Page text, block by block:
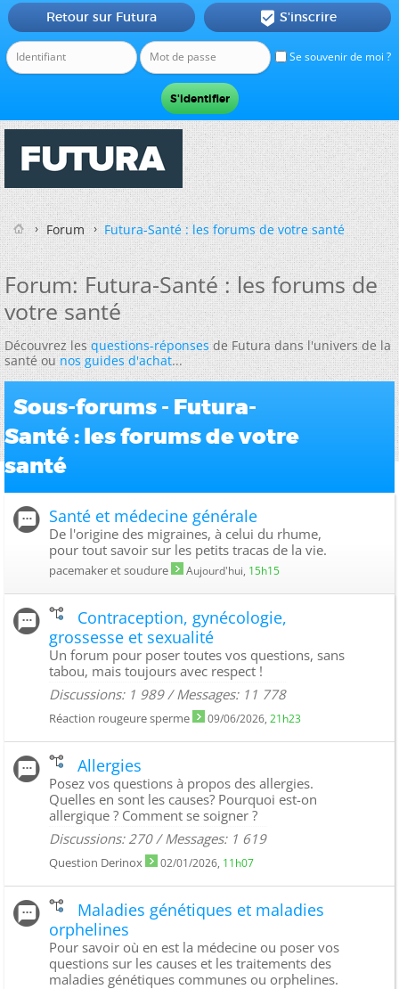
Se souvenir de moi ?
Retour sur Futura  S'inscrire
Forum Futura-Santé : les forums de votre santé
Forum:Futura-Santé : les forums de
votre santé
Découvrez lesquestions-réponsesde Futura dans l'univers de la
santé ounos guides d'achat...
Sous-forums - Futura-
Santé : les forums de votre
santé
Santé et médecine générale
De l'origine des migraines, à celui du rhume,
pour tout savoir sur les petits tracas de la vie.
pacemaker et soudure Aujourd'hui, 15h15
Contraception, gynécologie,
grossesse et sexualité
Un forum pour poser toutes vos questions, sans
tabou, mais toujours avec respect !
Discussions: 1 989 / Messages: 11 778
Réaction rougeure sperme 09/06/2026, 21h23
Allergies
Posez vos questions à propos des allergies.
Quelles en sont les causes? Pourquoi est-on
allergique ? Comment se soigner ?
Discussions: 270 / Messages: 1 619
Question Derinox 02/01/2026, 11h07
Maladies génétiques et maladies
orphelines
Pour savoir où en est la médecine ou poser vos
questions sur les causes et les traitements des
maladies génétiques communes ou orphelines.